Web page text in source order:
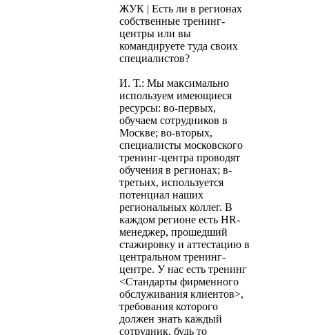
ЖУК | Есть ли в регионах
собственные тренинг-
центры или вы
командируете туда своих
специалистов?
И. Т.: Мы максимально
используем имеющиеся
ресурсы: во-первых,
обучаем сотрудников в
Москве; во-вторых,
специалисты московского
тренинг-центра проводят
обучения в регионах; в-
третьих, используется
потенциал наших
региональных коллег. В
каждом регионе есть HR-
менеджер, прошедший
стажировку и аттестацию в
центральном тренинг-
центре. У нас есть тренинг
<Стандарты фирменного
обслуживания клиентов>,
требования которого
должен знать каждый
сотрудник, будь то